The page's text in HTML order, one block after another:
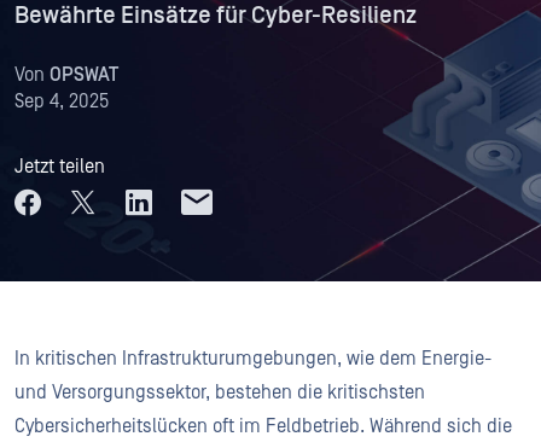
Bewährte Einsätze für Cyber-Resilienz
Von OPSWAT
Sep 4, 2025
Jetzt teilen
In kritischen Infrastrukturumgebungen, wie dem Energie-
und Versorgungssektor, bestehen die kritischsten
Cybersicherheitslücken oft im Feldbetrieb. Während sich die